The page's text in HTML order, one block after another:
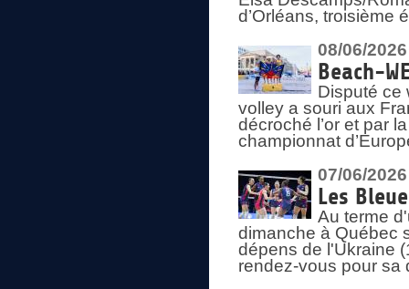
d’Orléans, troisième
08/06/2026
Beach-
Disputé ce
volley a souri aux
décroché l’or et par
championnat
07/06/2026
Les
Au terme
dimanche à Québec
dépens de l'Ukraine
rendez-vous pour sa